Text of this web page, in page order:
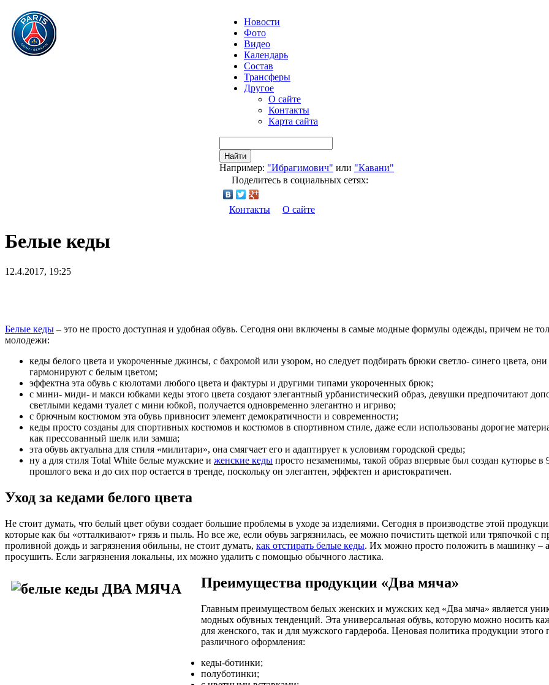
Новости
Фото
Видео
Календарь
Состав
Трансферы
Другое
О сайте
Контакты
Карта сайта
Найти
Например: "Ибрагимович" или "Кавани"
Поделитесь в социальных сетях:
Контакты О сайте
Белые кеды
12.4.2017, 19:25
Белые кеды – это не просто доступная и удобная обувь. Сегодня они включены в самые модные формулы одежды, причем не
молодежи:
кеды белого цвета и укороченные джинсы, с бахромой или узором, но следует подбирать брюки светло- синего цвета,
гармонируют с белым цветом;
эффектна эта обувь с кюлотами любого цвета и фактуры и другими типами укороченных брюк;
с мини- миди- и макси юбками кеды этого цвета создают элегантный урбанистический образ, девушки предпочитают
светлыми кедами туалет с мини юбкой, получается одновременно элегантно и игриво;
с брючным костюмом эта обувь привносит элемент демократичности и современности;
кеды просто созданы для спортивных костюмов и костюмов в спортивном стиле, даже если использованы дорогие
как прессованный шелк или замша;
эта обувь актуальна для стиля «милитари», она смягчает его и адаптирует к условиям городской среды;
ну а для стиля Total White белые мужские и женские кеды просто незаменимы, такой образ впервые был создан кутюрье в
прошлого века и до сих пор остается в тренде, поскольку он элегантен, эффектен и аристократичен.
Уход за кедами белого цвета
Не стоит думать, что белый цвет обуви создает большие проблемы в уходе за изделиями. Сегодня в производстве этой
которые как бы «отталкивают» грязь и пыль. Но все же, если обувь загрязнилась, ее можно почистить щеткой или тряпочкой
проливной дождь и загрязнения обильны, не стоит думать, как отстирать белые кеды. Их можно просто положить в машинку –
просушить. Если загрязнения локальны, их можно удалить с помощью обычного ластика.
Преимущества продукции «Два мяча»
Главным преимуществом белых женских и мужских кед «Два мяча» является
модных обувных тенденций. Эта универсальная обувь, которую можно носить
для женского, так и для мужского гардероба. Ценовая политика продукции этого
различного оформления:
кеды-ботинки;
полуботинки;